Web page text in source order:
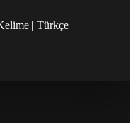
| Türkçe